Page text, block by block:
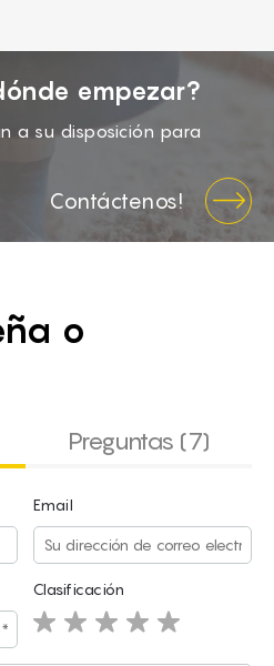
empezar?
a su disposición para
Contáctenos!
o
Preguntas (7)
Email
Clasificación
Email